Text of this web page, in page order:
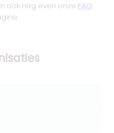
ook nog even onze FAQ